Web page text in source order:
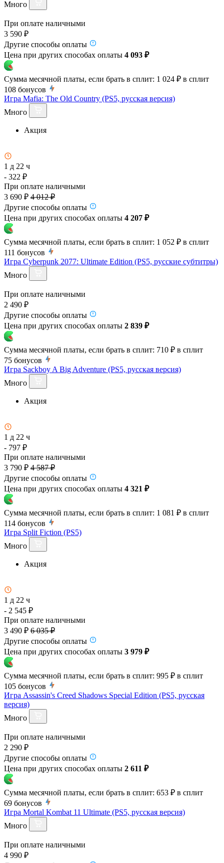
Много
При оплате наличными
3 590 ₽
Другие способы оплаты
Цена при других способах оплаты 4 093 ₽
Сумма месячной платы, если брать в сплит: 1 024 ₽ в сплит
108 бонусов
Игра Mafia: The Old Country (PS5, русская версия)
Много
Акция
1 д 22 ч
- 322 ₽
При оплате наличными
3 690 ₽ 4 012 ₽
Другие способы оплаты
Цена при других способах оплаты 4 207 ₽
Сумма месячной платы, если брать в сплит: 1 052 ₽ в сплит
111 бонусов
Игра Cyberpunk 2077: Ultimate Edition (PS5, русские субтитры)
Много
При оплате наличными
2 490 ₽
Другие способы оплаты
Цена при других способах оплаты 2 839 ₽
Сумма месячной платы, если брать в сплит: 710 ₽ в сплит
75 бонусов
Игра Sackboy A Big Adventure (PS5, русская версия)
Много
Акция
1 д 22 ч
- 797 ₽
При оплате наличными
3 790 ₽ 4 587 ₽
Другие способы оплаты
Цена при других способах оплаты 4 321 ₽
Сумма месячной платы, если брать в сплит: 1 081 ₽ в сплит
114 бонусов
Игра Split Fiction (PS5)
Много
Акция
1 д 22 ч
- 2 545 ₽
При оплате наличными
3 490 ₽ 6 035 ₽
Другие способы оплаты
Цена при других способах оплаты 3 979 ₽
Сумма месячной платы, если брать в сплит: 995 ₽ в сплит
105 бонусов
Игра Assassin's Creed Shadows Special Edition (PS5, русская
версия)
Много
При оплате наличными
2 290 ₽
Другие способы оплаты
Цена при других способах оплаты 2 611 ₽
Сумма месячной платы, если брать в сплит: 653 ₽ в сплит
69 бонусов
Игра Mortal Kombat 11 Ultimate (PS5, русская версия)
Много
При оплате наличными
4 990 ₽